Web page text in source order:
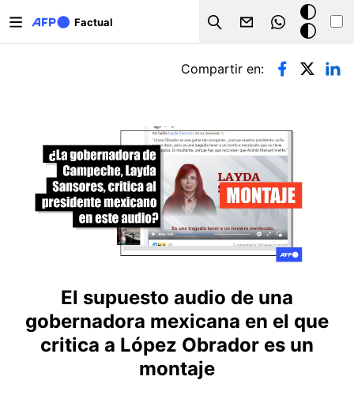
Factual
Search
Modo
oscuro
Solapas principales
Compartir en:
El supuesto audio de una
gobernadora mexicana en el que
critica a López Obrador es un
montaje